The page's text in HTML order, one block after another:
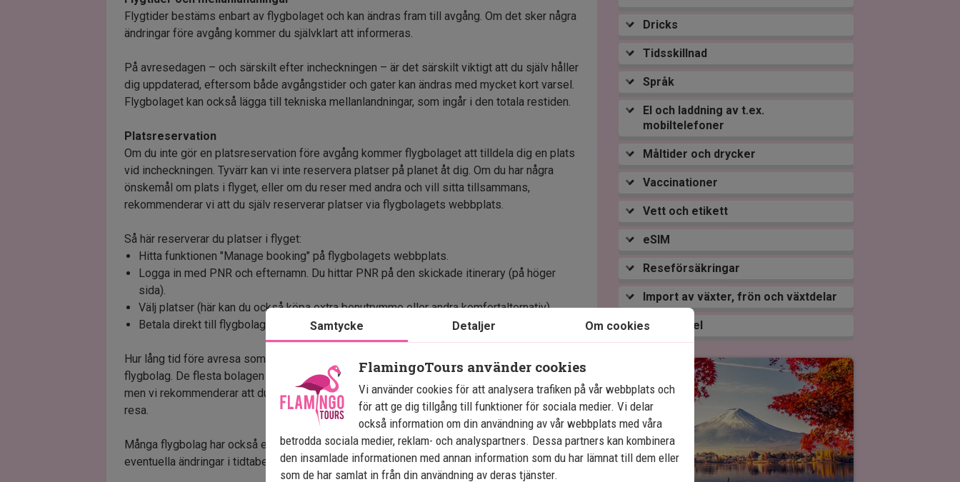
Flygtider bestäms enbart av flygbolaget och kan ändras fram till avgång. Om det sker några
ändringar före avgång kommer du självklart att informeras.
På avresedagen – och särskilt efter incheckningen – är det särskilt viktigt att du själv håller
dig uppdaterad, eftersom både avgångstider och gater kan ändras med mycket kort varsel.
Flygbolaget kan också lägga till tekniska mellanlandningar, som ingår i den totala restiden.
Platsreservation
Om du inte gör en platsreservation före avgång kommer flygbolaget att tilldela dig en plats
vid incheckningen. Tyvärr kan vi inte reservera platser på planet åt dig. Om du har några
önskemål om plats i flyget, eller om du reser med andra och vill sitta tillsammans,
rekommenderar vi att du själv reserverar platser via flygbolagets webbplats.
Så här reserverar du platser i flyget:
Hitta funktionen "Manage booking" på flygbolagets webbplats.
Logga in med PNR och efternamn. Du hittar PNR på den skickade itinerary (på höger
sida).
Välj platser (här kan du också köpa extra benutrymme eller andra komfortalternativ).
Betala direkt till flygbolaget.
Hur lång tid före avresa som du kan reservera plats i flyget varierar från flygbolag till
flygbolag. De flesta bolagen öppnar platsbokningen mellan 72 och 24 timmar före avgång,
men vi rekommenderar att du försöker boka platser så snart du har fått bekräftelse på din
resa.
Många flygbolag har också en app där du kan välja platser, beställa specialmåltider, följa
eventuella ändringar i tidtabellen och få meddelanden direkt på din telefon.
Dricks
Tidsskillnad
Språk
El och laddning av t.ex.
mobiltelefoner
Måltider och drycker
Vaccinationer
Vett och etikett
eSIM
Reseförsäkringar
Import av växter, frön och växtdelar
Läkemedel
Samtycke Detaljer Om cookies
FlamingoTours använder cookies
Vi använder cookies för att analysera trafiken på vår webbplats och
för att ge dig tillgång till funktioner för sociala medier. Vi delar
också information om din användning av vår webbplats med våra
betrodda sociala medier, reklam- och analyspartners. Dessa partners kan kombinera
den insamlade informationen med annan information som du har lämnat till dem eller
som de har samlat in från din användning av deras tjänster.